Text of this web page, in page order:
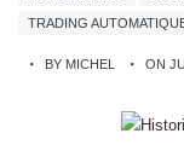
TRADING
BY MICHEL ON